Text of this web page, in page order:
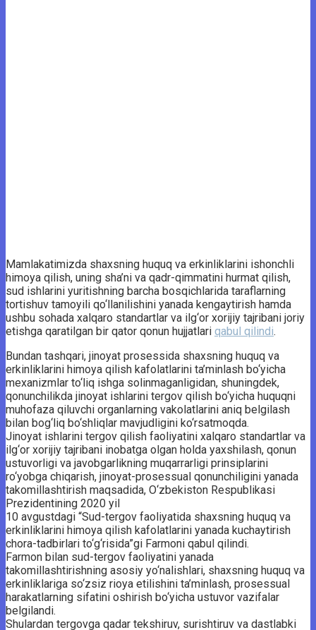
Mamlakatimizda shaxsning huquq va erkinliklarini ishonchli
himoya qilish, uning sha’ni va qadr-qimmatini hurmat qilish,
sud ishlarini yuritishning barcha bosqichlarida taraflarning
tortishuv tamoyili qo‘llanilishini yanada kengaytirish hamda
ushbu sohada xalqaro standartlar va ilg‘or xorijiy tajribani joriy
etishga qaratilgan bir qator qonun hujjatlari qabul qilindi.
Bundan tashqari, jinoyat prosessida shaxsning huquq va
erkinliklarini himoya qilish kafolatlarini ta’minlash bo‘yicha
mexanizmlar to‘liq ishga solinmaganligidan, shuningdek,
qonunchilikda jinoyat ishlarini tergov qilish bo‘yicha huquqni
muhofaza qiluvchi organlarning vakolatlarini aniq belgilash
bilan bog‘liq bo‘shliqlar mavjudligini ko‘rsatmoqda.
Jinoyat ishlarini tergov qilish faoliyatini xalqaro standartlar va
ilg‘or xorijiy tajribani inobatga olgan holda yaxshilash, qonun
ustuvorligi va javobgarlikning muqarrarligi prinsiplarini
ro‘yobga chiqarish, jinoyat-prosessual qonunchiligini yanada
takomillashtirish maqsadida, O‘zbekiston Respublikasi
Prezidentining 2020 yil
10 avgustdagi “Sud-tergov faoliyatida shaxsning huquq va
erkinliklarini himoya qilish kafolatlarini yanada kuchaytirish
chora-tadbirlari to‘g‘risida”gi Farmoni qabul qilindi.
Farmon bilan sud-tergov faoliyatini yanada
takomillashtirishning asosiy yo‘nalishlari, shaxsning huquq va
erkinliklariga so‘zsiz rioya etilishini ta’minlash, prosessual
harakatlarning sifatini oshirish bo‘yicha ustuvor vazifalar
belgilandi.
Shulardan tergovga qadar tekshiruv, surishtiruv va dastlabki